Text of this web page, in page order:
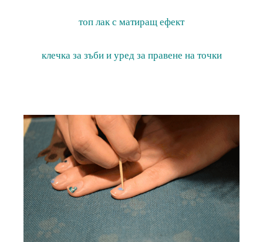
топ лак с матиращ ефект
клечка за зъби и уред за правене на точки